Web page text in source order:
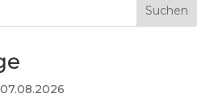
Suchen